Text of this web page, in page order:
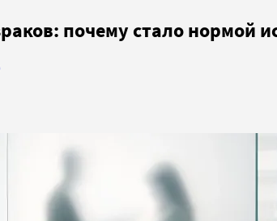
почему стало нормой